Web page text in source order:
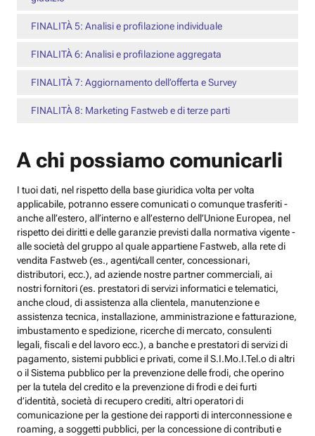
FINALITÀ 5: Analisi e profilazione individuale
FINALITÀ 6: Analisi e profilazione aggregata
FINALITÀ 7: Aggiornamento dell’offerta e Survey
FINALITÀ 8: Marketing Fastweb e di terze parti
A chi possiamo comunicarli
I tuoi dati, nel rispetto della base giuridica volta per volta
applicabile, potranno essere comunicati o comunque trasferiti -
anche all’estero, all’interno e all’esterno dell’Unione Europea, nel
rispetto dei diritti e delle garanzie previsti dalla normativa vigente -
alle società del gruppo al quale appartiene Fastweb, alla rete di
vendita Fastweb (es., agenti/call center, concessionari,
distributori, ecc.), ad aziende nostre partner commerciali, ai
nostri fornitori (es. prestatori di servizi informatici e telematici,
anche cloud, di assistenza alla clientela, manutenzione e
assistenza tecnica, installazione, amministrazione e fatturazione,
imbustamento e spedizione, ricerche di mercato, consulenti
legali, fiscali e del lavoro ecc.), a banche e prestatori di servizi di
pagamento, sistemi pubblici e privati, come il S.I.Mo.I.Tel.o di altri
o il Sistema pubblico per la prevenzione delle frodi, che operino
per la tutela del credito e la prevenzione di frodi e dei furti
d’identità, società di recupero crediti, altri operatori di
comunicazione per la gestione dei rapporti di interconnessione e
roaming, a soggetti pubblici, per la concessione di contributi e